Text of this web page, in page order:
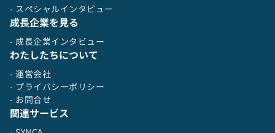
- スペシャルインタビュー
成長企業を見る
- 成長企業インタビュー
わたしたちについて
- 運営会社
- プライバシーポリシー
- お問合せ
関連サービス